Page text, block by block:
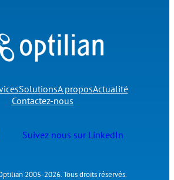
SolutionsA proposActualité
Contactez-nous
Suivez nous sur LinkedIn
2005-2026. Tous droits réservés.